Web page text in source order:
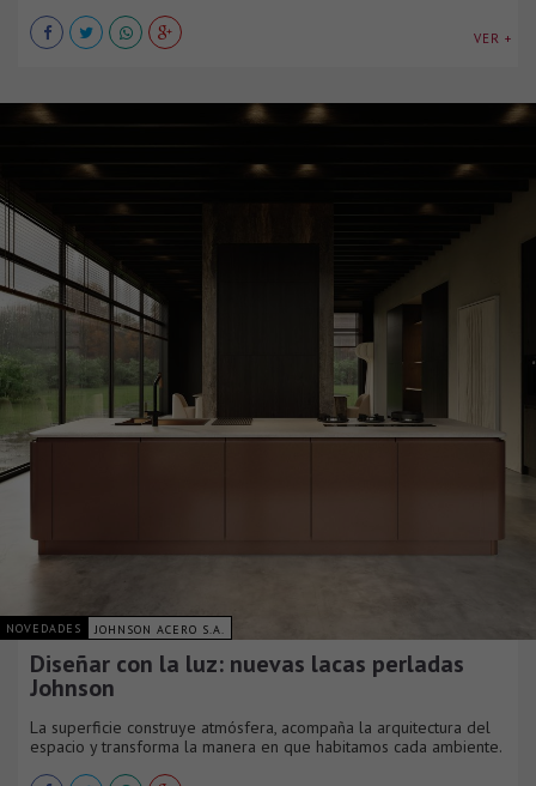
VER +
NOVEDADES JOHNSON ACERO S.A.
Diseñar con la luz: nuevas lacas perladas
Johnson
La superficie construye atmósfera, acompaña la arquitectura del
espacio y transforma la manera en que habitamos cada ambiente.